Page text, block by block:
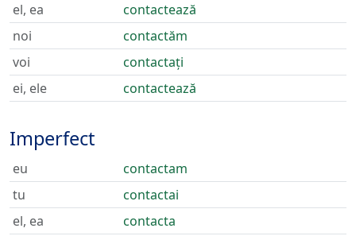
el, ea
contactează
noi
contactăm
voi
contactați
ei, ele
contactează
Imperfect
eu
contactam
tu
contactai
el, ea
contacta